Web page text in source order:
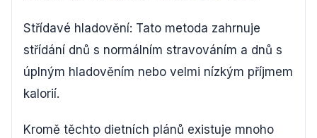
Střídavé hladovění: Tato metoda zahrnuje
střídání dnů s normálním stravováním a dnů s
úplným hladověním nebo velmi nízkým příjmem
kalorií.
Kromě těchto dietních plánů existuje mnoho